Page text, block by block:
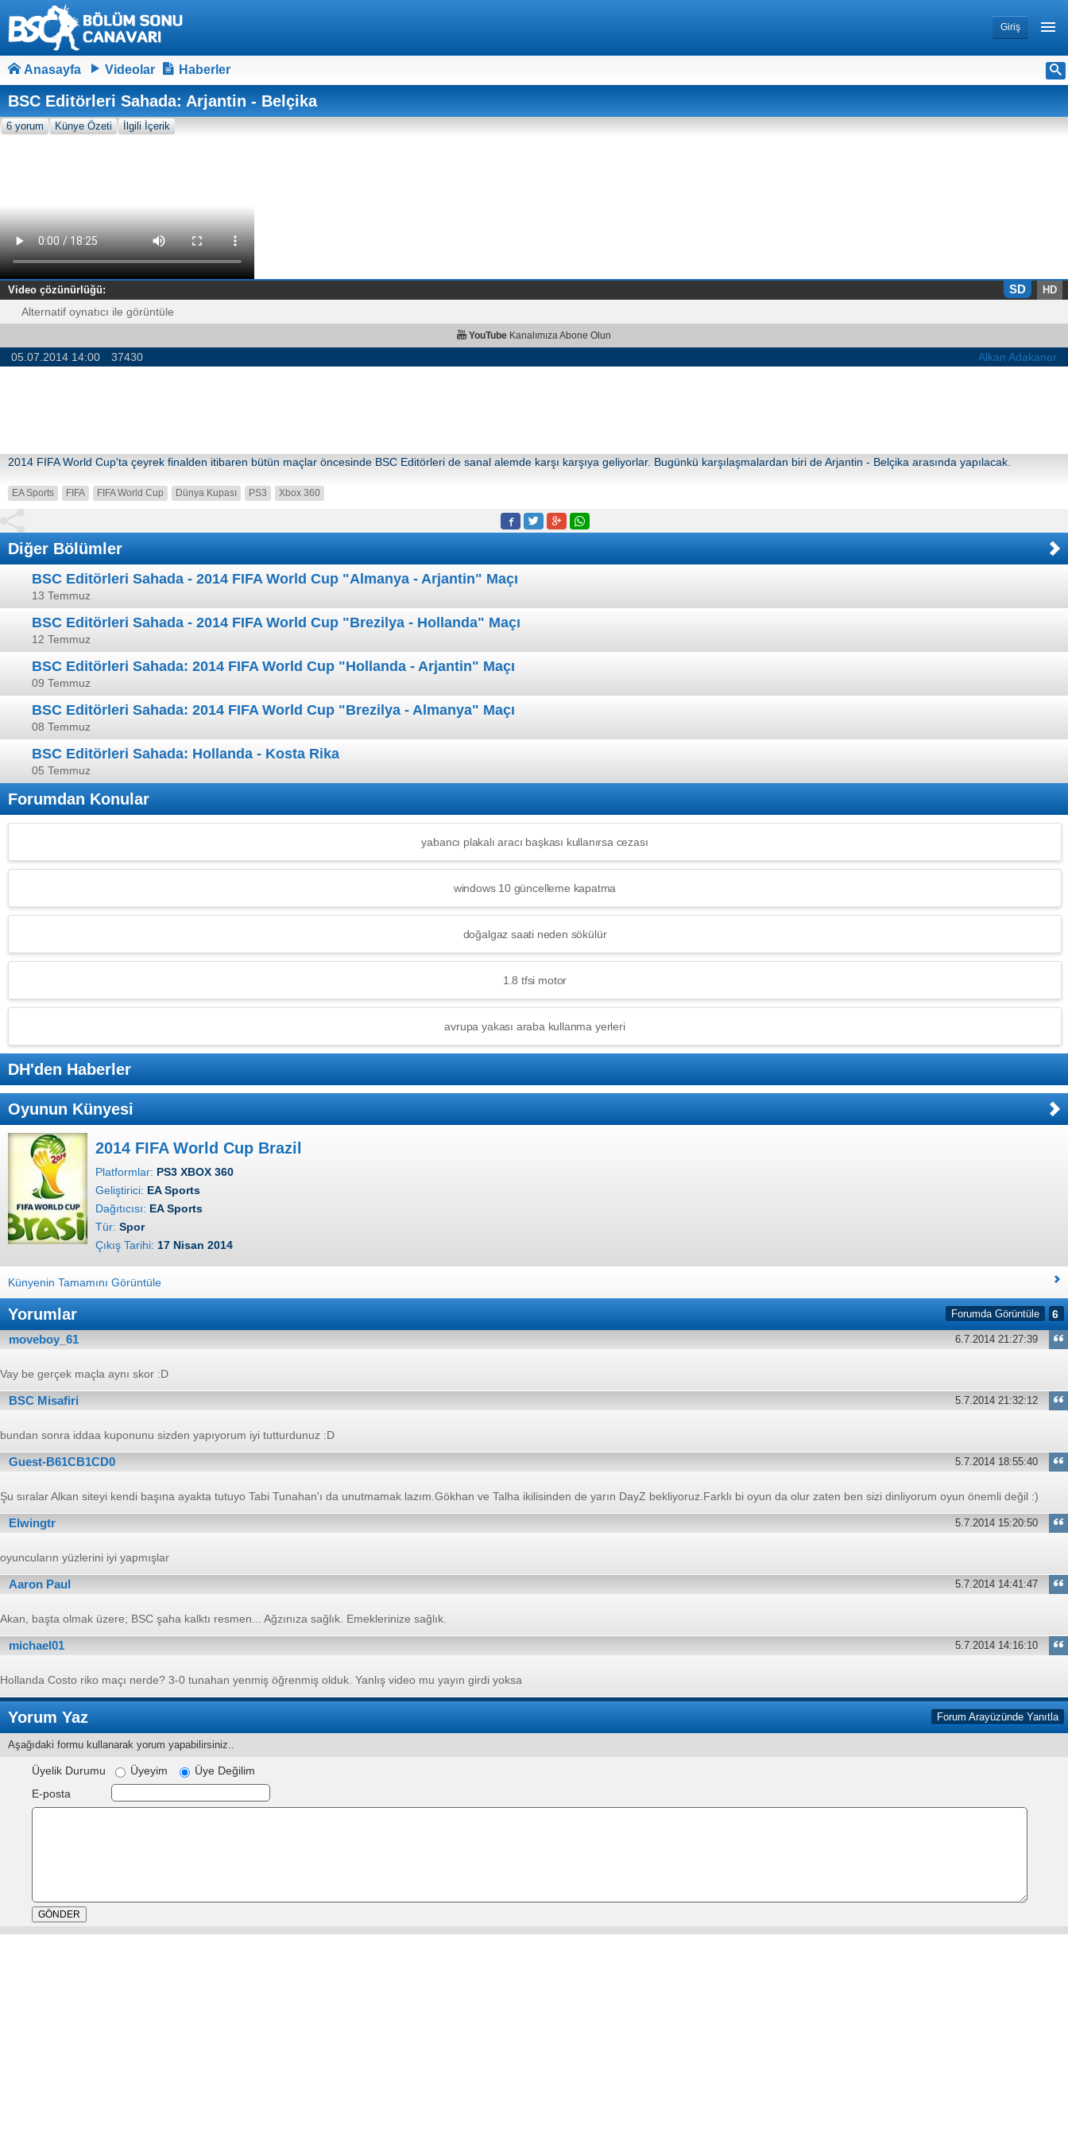
Giriş
Anasayfa Videolar Haberler
BSC Editörleri Sahada: Arjantin - Belçika
6 yorum Künye Özeti İlgili İçerik
Video çözünürlüğü: HD
SD
Alternatif oynatıcı ile görüntüle
YouTube Kanalımıza Abone Olun
05.07.2014 14:00 37430 Alkan Adakaner
2014 FIFA World Cup'ta çeyrek finalden itibaren bütün maçlar öncesinde BSC Editörleri de sanal alemde karşı karşıya geliyorlar. Bugünkü karşılaşmalardan biri de Arjantin - Belçika arasında yapılacak.
EA Sports FIFA FIFA World Cup Dünya Kupası PS3 Xbox 360
Diğer Bölümler
BSC Editörleri Sahada - 2014 FIFA World Cup "Almanya - Arjantin" Maçı
13 Temmuz
BSC Editörleri Sahada - 2014 FIFA World Cup "Brezilya - Hollanda" Maçı
12 Temmuz
BSC Editörleri Sahada: 2014 FIFA World Cup "Hollanda - Arjantin" Maçı
09 Temmuz
BSC Editörleri Sahada: 2014 FIFA World Cup "Brezilya - Almanya" Maçı
08 Temmuz
BSC Editörleri Sahada: Hollanda - Kosta Rika
05 Temmuz
Forumdan Konular
yabancı plakalı aracı başkası kullanırsa cezası
windows 10 güncelleme kapatma
doğalgaz saati neden sökülür
1.8 tfsi motor
avrupa yakası araba kullanma yerleri
DH'den Haberler
Oyunun Künyesi
2014 FIFA World Cup Brazil
Platformlar: PS3 XBOX 360
Geliştirici: EA Sports
Dağıtıcısı: EA Sports
Tür: Spor
Çıkış Tarihi: 17 Nisan 2014
Künyenin Tamamını Görüntüle
Yorumlar 6
Forumda Görüntüle
moveboy_61 6.7.2014 21:27:39
Vay be gerçek maçla aynı skor :D
BSC Misafiri 5.7.2014 21:32:12
bundan sonra iddaa kuponunu sizden yapıyorum iyi tutturdunuz :D
Guest-B61CB1CD0 5.7.2014 18:55:40
Şu sıralar Alkan siteyi kendi başına ayakta tutuyo Tabi Tunahan'ı da unutmamak lazım.Gökhan ve Talha ikilisinden de yarın DayZ bekliyoruz.Farklı bi oyun da olur zaten ben sizi dinliyorum oyun önemli değil :)
Elwingtr 5.7.2014 15:20:50
oyuncuların yüzlerini iyi yapmışlar
Aaron Paul 5.7.2014 14:41:47
Akan, başta olmak üzere; BSC şaha kalktı resmen... Ağzınıza sağlık. Emeklerinize sağlık.
michael01 5.7.2014 14:16:10
Hollanda Costo riko maçı nerde? 3-0 tunahan yenmiş öğrenmiş olduk. Yanlış video mu yayın girdi yoksa
Yorum Yaz Forum Arayüzünde Yanıtla
Aşağıdaki formu kullanarak yorum yapabilirsiniz..
Üyelik Durumu Üyeyim
Üye Değilim
E-posta